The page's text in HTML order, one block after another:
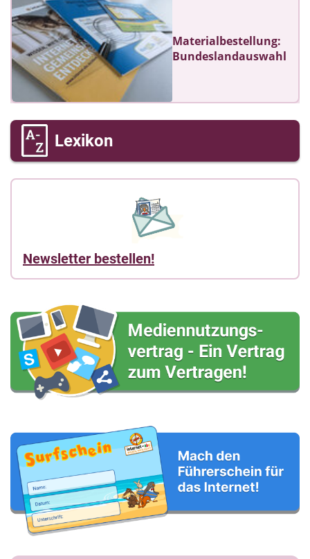
Materialbestellung:
Bundeslandauswahl
Lexikon
Newsletter bestellen!